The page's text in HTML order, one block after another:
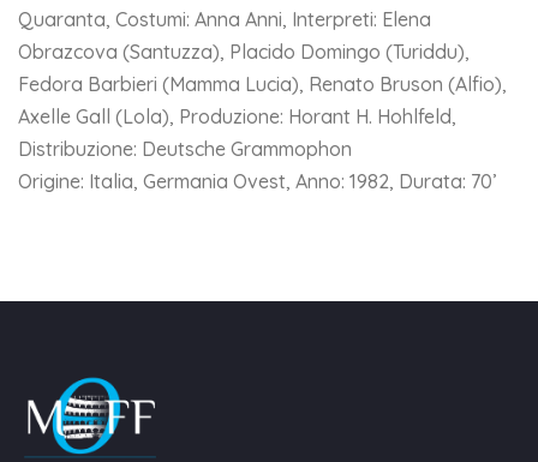
Quaranta, Costumi: Anna Anni, Interpreti: Elena
Obrazcova (Santuzza), Placido Domingo (Turiddu),
Fedora Barbieri (Mamma Lucia), Renato Bruson (Alfio),
Axelle Gall (Lola), Produzione: Horant H. Hohlfeld,
Distribuzione: Deutsche Grammophon
Origine: Italia, Germania Ovest, Anno: 1982, Durata: 70’